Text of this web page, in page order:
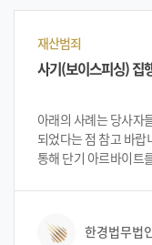
재산범죄
사기(보이스피싱) 집
아래의 사례는 당사자
되었다는 점 참고 바랍니다. 이 사건 의뢰인인 A씨는
통해 단기 아르바이트
조달을 위해 아르바이
다수인을 상대로 피해
한경법무법